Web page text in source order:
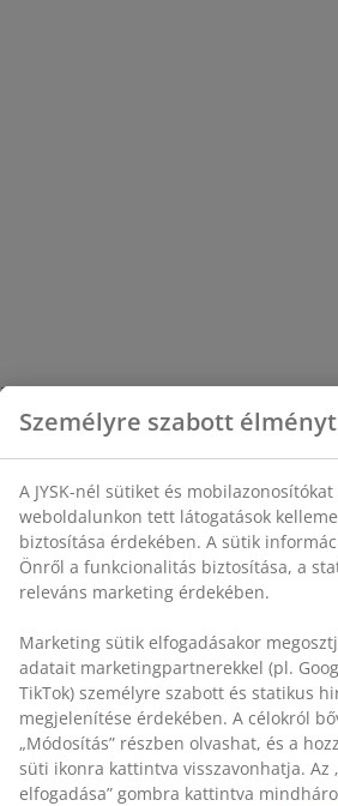
Személyre szabott
A JYSK-nél sütiket és
weboldalunkon tett látogatások
biztosítása érdekében. A sütik
Önről a funkcionalitás biztosítása, a
releváns marketing érdekében.
Marketing sütik elfogadásakor
adatait marketingpartnerekkel (pl.
TikTok) személyre szabott és statikus
megjelenítése érdekében. A célokról
„Módosítás” részben olvashat, és a
süti ikonra kattintva visszavonhatja. Az
elfogadása” gombra kattintva